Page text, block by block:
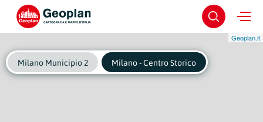
Geoplan.it
Milano Municipio 2 Milano - Centro Storico